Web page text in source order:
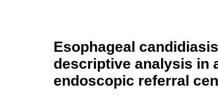
Esophageal
descriptive analysis in
endoscopic referral